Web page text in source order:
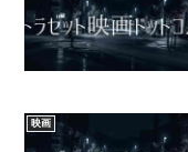
映画